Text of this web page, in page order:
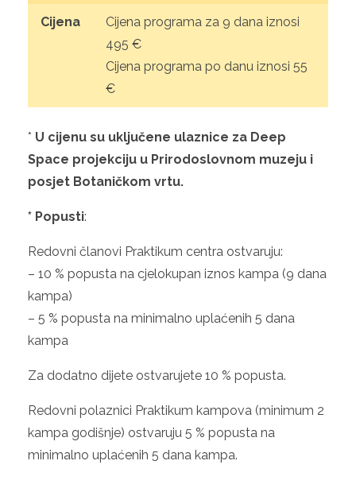
Cijena
Cijena programa za 9 dana iznosi
495 €
Cijena programa po danu iznosi 55
€
* U cijenu su uključene ulaznice za Deep
Space projekciju u Prirodoslovnom muzeju i
posjet Botaničkom vrtu.
* Popusti:
Redovni članovi Praktikum centra ostvaruju:
– 10 % popusta na cjelokupan iznos kampa (9 dana
kampa)
– 5 % popusta na minimalno uplaćenih 5 dana
kampa
Za dodatno dijete ostvarujete 10 % popusta.
Redovni polaznici Praktikum kampova (minimum 2
kampa godišnje) ostvaruju 5 % popusta na
minimalno uplaćenih 5 dana kampa.